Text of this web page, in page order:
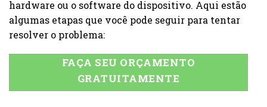
hardware ou o software do dispositivo. Aqui estão
algumas etapas que você pode seguir para tentar
resolver o problema:
FAÇA SEU ORÇAMENTO
GRATUITAMENTE